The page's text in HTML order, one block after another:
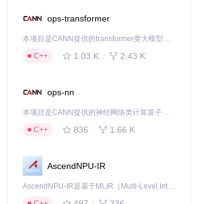
ops-transformer
本项目是CANN提供的transformer类大模型算子库，实现网络在NPU上加速计算。
C++
1.03 K 2.43 K
ops-nn
本项目是CANN提供的神经网络类计算算子库，实现网络在NPU上加速计算。
C++
836 1.66 K
AscendNPU-IR
AscendNPU-IR是基于MLIR（Multi-Level Intermediate Representation）构建的，面向昇腾亲和算子编译时使用的中间表示，提供昇腾完备表达能力，通过编译优化提升昇腾AI处理器计算效率，支持通过生态框架使能昇腾AI处理器与深度调优